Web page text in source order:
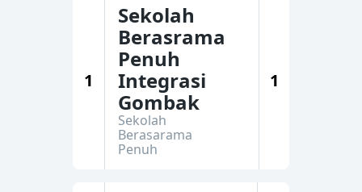
1
Sekolah
Berasrama
Penuh
Integrasi
Gombak
Sekolah
Berasarama
Penuh
1